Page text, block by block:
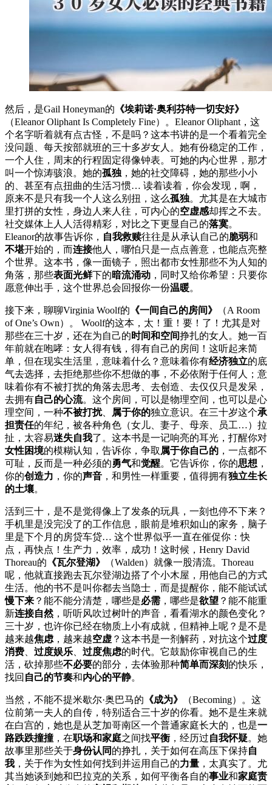
然后，是Gail Honeyman的 《埃莉诺·奥利芬特一切安好》
（Eleanor Oliphant Is Completely Fine）。Eleanor Oliphant，这
个名字听着就有点古怪，不是吗？这本书讲的是一个看着完全
没问题、每天按部就班的三十多岁女人。她有份稳定的工作，
一个人住，周末的行程固定得像钟表。可她的内心世界，那才
叫一个惊涛骇浪。她的孤独 ，她的社交障碍，她的那些小小
的、甚至有点扭曲的生活习惯… 读着读着，你会发现，啊，
原来不是只有我一个人这么别扭，这么孤独。尤其是在大城市
里打拼的女性，身边人来人往，可内心的空虚感却挥之不去。
社交媒体上人人活得精彩，对比之下更显自己的落寞。
Eleanor的故事告诉你， 自我救赎往往是从承认自己的脆弱和
不堪开始的，而连接他人，哪怕只是一点点善意，也能点亮整
个世界。这本书，像一面镜子，照出都市女性那些不为人知的
角落，那些表面光鲜下的暗流涌动 ，同时又给你希望：只要你
愿意伸出手，这个世界总会回报你一份温暖。
接下来，聊聊Virginia Woolf的 《一间自己的房间》
（A Room
of One’s Own）。 Woolf的这本，太！重！要！了！尤其是对
那些在三十岁，还在为自己的 时间和空间挣扎的女人。她一百
年前就在咆哮：女人得有钱，得有自己的房间！这听起来简
单，但在现实生活里，意味着什么？意味着你有经济独立的底
气去选择，去拒绝那些你不想做的事，不必依附于任何人；意
味着你有不被打扰的角落去思考、去创造、去仅仅只是发呆，
去拥有自己的心流。这个房间，可以是物理空间，也可以是心
理空间，一种不被打扰、 属于你的独立意识。在三十岁这个承
担责任的年纪，被各种角色（女儿、妻子、母亲、员工…）拉
扯，太容易迷失自我了。这本书是一记响亮的耳光，打醒你对
女性困境的模糊认知，告诉你，争取 属于你自己的 ，一点都不
可耻，反而是一种必须的勇气和觉醒。它告诉你，你的思想 ，
你的创造力 ，你的声音 ，和男性一样重要，值得拥有独立生长
的土壤。
活到三十，是不是觉得像上了发条的玩具，一刻也停不下来？
手机里是没完没了的工作信息，眼前是堆积如山的家务，脑子
里是下个月的房贷车贷… 这个世界似乎一直在催促你：快
点，再快点！生产力，效率，成功！这时候，Henry David
Thoreau的 《瓦尔登湖》
（Walden）就像一股清流。Thoreau
呢，他就直接跑去瓦尔登湖边搭了个小木屋，用他自己的方式
生活。他的书不是叫你都去当隐士，而是提醒你，能不能试试
慢下来 ？能不能分清楚，哪些是必需 ，哪些是欲望 ？能不能重
新连接自然，听听风吹过树叶的声音，看看湖水的颜色变化？
三十岁，也许你已经在物质上小有成就，但精神上呢？是不是
越来越焦虑 ，越来越空虚 ？这本书是一剂解药，对抗这个过度
消费
过度娱乐 过度焦虑的时代。它鼓励你审视自己的生
活，砍掉那些不必要的部分，去体验那种简单而深刻 的快乐，
找回 自己的节奏和内心的平静。
当然，不能不提米歇尔·奥巴马的 《成为》
（Becoming）。这
位前第一夫人的自传，特别适合三十岁的你看。她不是生来就
在白宫的，她也是从芝加哥南区一个普通家庭长大的，也是一
路跌跌撞撞 ，在职场和家庭之间找平衡 ，经历过自我怀疑。她
故事里那些关于身份认同 的挣扎，关于如何在高压下保持自
我 ，关于作为女性如何找到并运用自己的力量 ，太真实了。尤
其当她谈到她和巴拉克的关系，如何平衡各自的事业和家庭责